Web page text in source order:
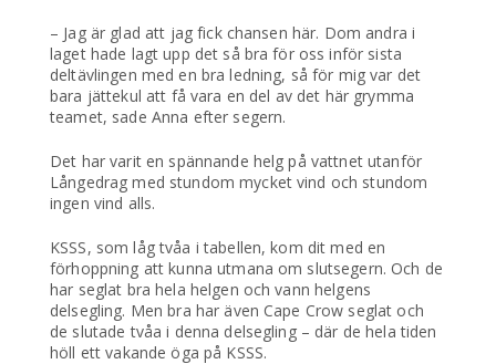
– Jag är glad att jag fick chansen här. Dom andra i
laget hade lagt upp det så bra för oss inför sista
deltävlingen med en bra ledning, så för mig var det
bara jättekul att få vara en del av det här grymma
teamet, sade Anna efter segern.
Det har varit en spännande helg på vattnet utanför
Långedrag med stundom mycket vind och stundom
ingen vind alls.
KSSS, som låg tvåa i tabellen, kom dit med en
förhoppning att kunna utmana om slutsegern. Och de
har seglat bra hela helgen och vann helgens
delsegling. Men bra har även Cape Crow seglat och
de slutade tvåa i denna delsegling – där de hela tiden
höll ett vakande öga på KSSS.